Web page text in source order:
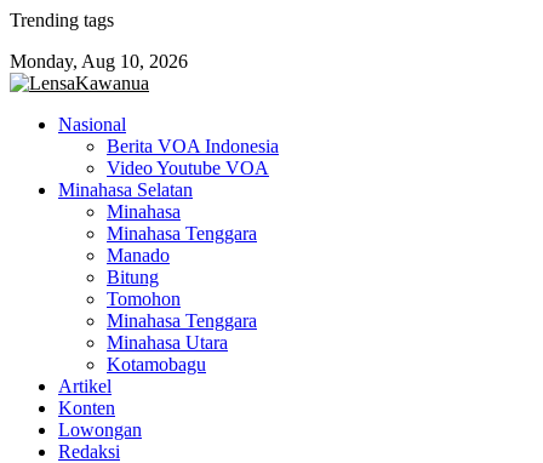
Skip
content
Trending tags
Monday, Aug 10, 2026
Nasional
Berita VOA Indonesia
Video Youtube VOA
Minahasa Selatan
Minahasa
Minahasa Tenggara
Manado
Bitung
Tomohon
Minahasa Tenggara
Minahasa Utara
Kotamobagu
Artikel
Konten
Lowongan
Redaksi